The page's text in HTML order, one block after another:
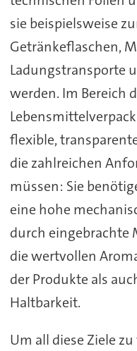
sie beispielsweise
Getränkeflaschen,
Ladungstransporte
werden. Im Bereich
flexible,
die zahlreichen
müssen: Sie
eine hohe
durch eingebrachte
die wertvollen
der Produkte als
Haltbarkeit.
Um all diese Ziele